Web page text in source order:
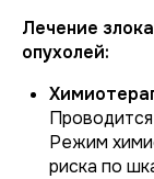
Лечение
опухолей:
Режим
риска по